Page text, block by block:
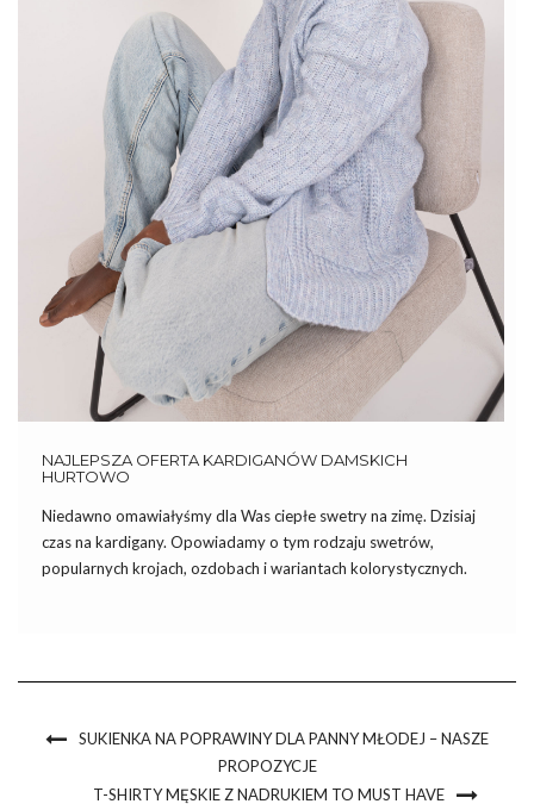
NAJLEPSZA OFERTA KARDIGANÓW DAMSKICH
HURTOWO
Niedawno omawiałyśmy dla Was ciepłe swetry na zimę. Dzisiaj
czas na kardigany. Opowiadamy o tym rodzaju swetrów,
popularnych krojach, ozdobach i wariantach kolorystycznych.
SUKIENKA NA POPRAWINY DLA PANNY MŁODEJ – NASZE
PROPOZYCJE
T-SHIRTY MĘSKIE Z NADRUKIEM TO MUST HAVE